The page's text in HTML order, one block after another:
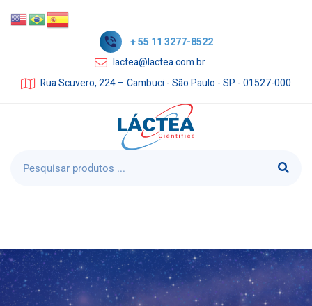
+ 55 11 3277-8522
lactea@lactea.com.br
Rua Scuvero, 224 – Cambuci - São Paulo - SP - 01527-000